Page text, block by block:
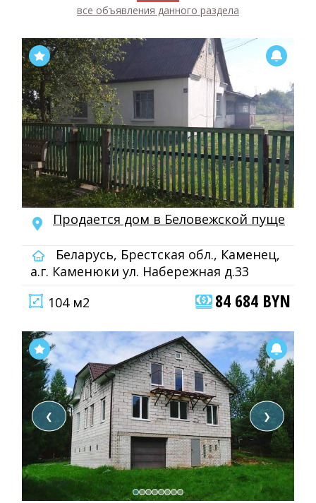
все объявления данного раздела
Продается дом в Беловежской пуще
Беларусь, Брестская обл., Каменец,
а.г. Каменюки ул. Набережная д.33
104 м2
84 684 BYN
❮ ❯